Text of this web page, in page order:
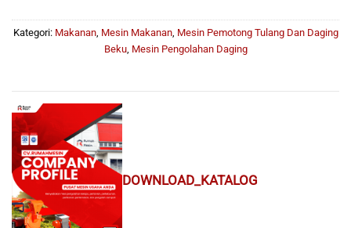
Kategori: Makanan, Mesin Makanan, Mesin Pemotong Tulang Dan Daging
Beku, Mesin Pengolahan Daging
DOWNLOAD_KATALOG